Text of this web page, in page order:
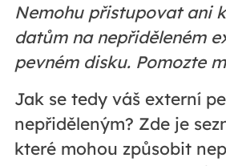
Nemohu přistupovat ani
datům na nepřiděleném
pevném disku. Pomozte
Jak se tedy váš externí
nepřiděleným? Zde je
které mohou způsobit